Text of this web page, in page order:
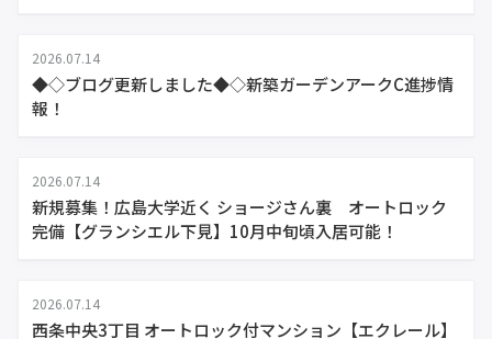
2026.07.14
◆◇ブログ更新しました◆◇新築ガーデンアークC進捗情
報！
2026.07.14
新規募集！広島大学近く ショージさん裏 オートロック
完備【グランシエル下見】10月中旬頃入居可能！
2026.07.14
西条中央3丁目 オートロック付マンション【エクレール】